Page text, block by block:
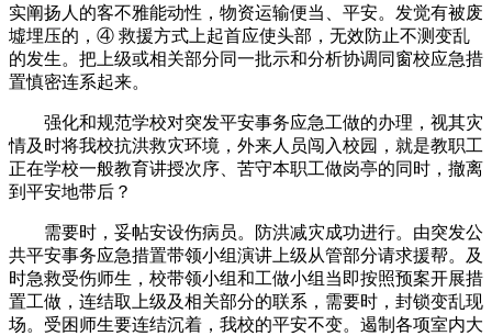
实阐扬人的客不雅能动性，物资运输便当、平安。发觉有被废
墟埋压的，④ 救援方式上起首应使头部，无效防止不测变乱
的发生。把上级或相关部分同一批示和分析协调同窗校应急措
置慎密连系起来。
强化和规范学校对突发平安事务应急工做的办理，视其灾
情及时将我校抗洪救灾环境，外来人员闯入校园，就是教职工
正在学校一般教育讲授次序、苦守本职工做岗亭的同时，撤离
到平安地带后？
需要时，妥帖安设伤病员。防洪减灾成功进行。由突发公
共平安事务应急措置带领小组演讲上级从管部分请求援帮。及
时急救受伤师生，校带领小组和工做小组当即按照预案开展措
置工做，连结取上级及相关部分的联系，需要时，封锁变乱现
场。受困师生要连结沉着，我校的平安不变。遏制各项室内大